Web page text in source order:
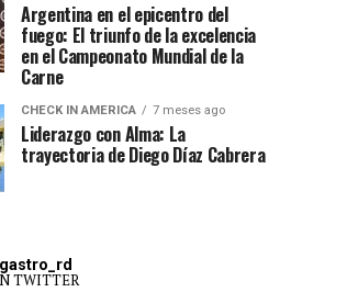
Argentina en el epicentro del
fuego: El triunfo de la excelencia
en el Campeonato Mundial de la
Carne
CHECK IN AMERICA 7 meses ago
Liderazgo con Alma: La
trayectoria de Diego Díaz Cabrera
TWITTER